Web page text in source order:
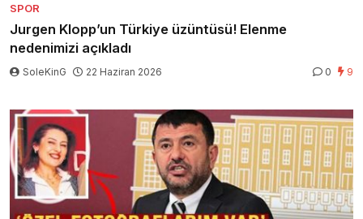
SPOR
Jurgen Klopp’un Türkiye üzüntüsü! Elenme
nedenimizi açıkladı
SoleKinG 22 Haziran 2026 0 9